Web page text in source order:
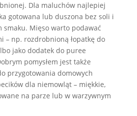
Dla maluchów najlepiej
gotowana lub duszona bez soli i
smaku. Mięso warto podawać
– np. rozdrobnioną łopatkę do
jako dodatek do puree
pomysłem jest także
przygotowania domowych
dla niemowląt – miękkie,
na parze lub w warzywnym